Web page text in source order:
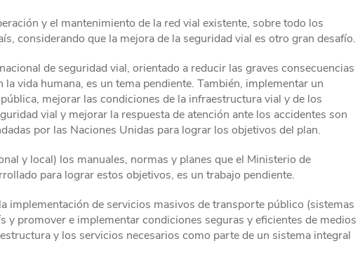
y el mantenimiento de la red vial existente, sobre todo los
considerando que la mejora de la seguridad vial es otro gran desafío.
de seguridad vial, orientado a reducir las graves consecuencias
vida humana, es un tema pendiente. También, implementar un
mejorar las condiciones de la infraestructura vial y de los
vial y mejorar la respuesta de atención ante los accidentes son
por las Naciones Unidas para lograr los objetivos del plan.
y local) los manuales, normas y planes que el Ministerio de
para lograr estos objetivos, es un trabajo pendiente.
implementación de servicios masivos de transporte público (sistemas
y promover e implementar condiciones seguras y eficientes de medios
y los servicios necesarios como parte de un sistema integral